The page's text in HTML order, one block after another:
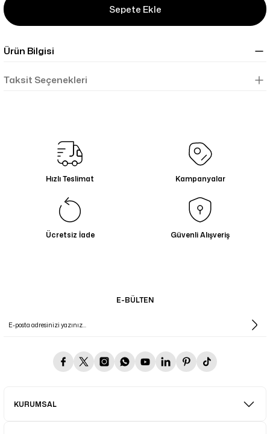
Sepete Ekle
Ürün Bilgisi
Taksit Seçenekleri
Hızlı Teslimat Kampanyalar
Ücretsiz İade Güvenli Alışveriş
E-BÜLTEN
KURUMSAL